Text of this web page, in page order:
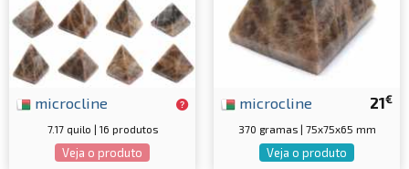
microcline
7.17 quilo | 16 produtos
Veja o produto
21€
microcline
370 gramas | 75x75x65 mm
Veja o produto